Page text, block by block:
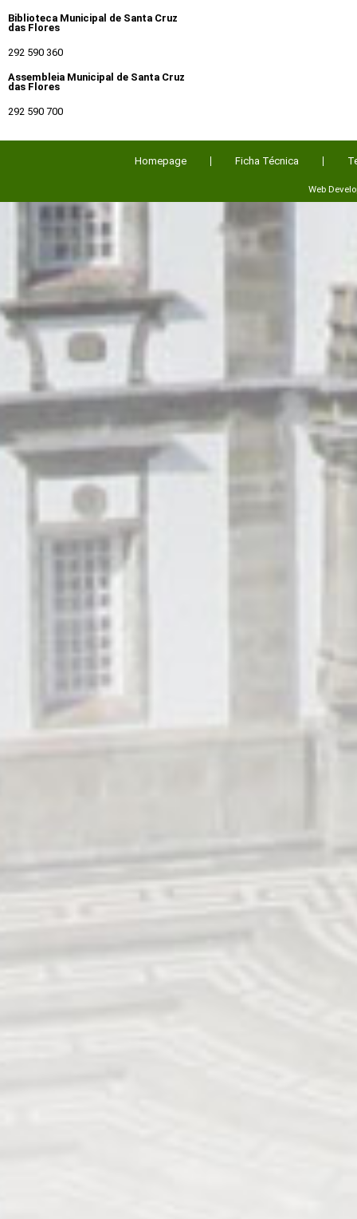
Biblioteca Municipal de Santa Cruz
das Flores
292 590 360
Assembleia Municipal de Santa Cruz
das Flores
292 590 700
Homepage Ficha Técnica
Web